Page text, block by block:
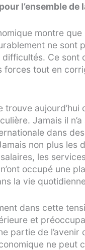
l’ensemble de
montre
ne sont
Ce sont
forces tout en
trouve aujourd’hui
Jamais il
dans
non plus les
les
occupé une
la vie
dans cette
et
partie de l’avenir
ne peut